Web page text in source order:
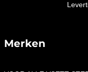
Merken